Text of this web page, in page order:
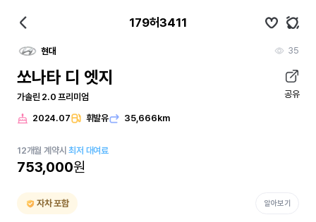
179허3411
현대 35
쏘나타 디 엣지
가솔린 2.0 프리미엄 공유
2024.07 휘발유 35,666km
12개월 계약시최저 대여료
753,000원
자차 포함 알아보기